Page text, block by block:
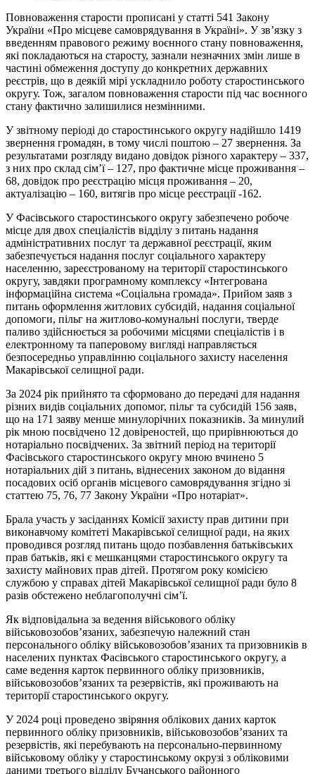
Повноваження старости прописані у статті 541 Закону
України «Про місцеве самоврядування в Україні». У зв’язку з
введенням правового режиму воєнного стану повноваження,
які покладаються на старосту, зазнали незначних змін лише в
частині обмеження доступу до конкретних державних
реєстрів, що в деякій мірі ускладнило роботу старостинського
округу. Тож, загалом повноваження старости під час воєнного
стану фактично залишилися незмінними.
У звітному періоді до старостинського округу надійшло 1419
звернення громадян, в тому числі поштою – 27 звернення. За
результатами розгляду видано довідок різного характеру – 337,
з них про склад сім’ї – 127, про фактичне місце проживання –
68, довідок про реєстрацію місця проживання – 20,
актуалізацію – 160, витягів про місце реєстрації -162.
У Фасівського старостинського округу забезпечено робоче
місце для двох спеціалістів відділу з питань надання
адміністративних послуг та державної реєстрації, яким
забезпечується надання послуг соціального характеру
населенню, зареєстрованому на території старостинського
округу, завдяки програмному комплексу «Інтегрована
інформаційна система «Соціальна громада». Прийом заяв з
питань оформлення житлових субсидій, надання соціальної
допомоги, пільг на житлово-комунальні послуги, тверде
паливо здійснюється за робочими місцями спеціалістів і в
електронному та паперовому вигляді направляється
безпосередньо управлінню соціального захисту населення
Макарівської селищної ради.
За 2024 рік прийнято та сформовано до передачі для надання
різних видів соціальних допомог, пільг та субсидій 156 заяв,
що на 171 заяву менше минулорічних показників. За минулий
рік мною посвідчено 12 довіреностей, що прирівнюються до
нотаріально посвідчених. За звітний період на території
Фасівського старостинського округу мною вчинено 5
нотаріальних дій з питань, віднесених законом до відання
посадових осіб органів місцевого самоврядування згідно зі
статтею 75, 76, 77 Закону України «Про нотаріат».
Брала участь у засіданнях Комісії захисту прав дитини при
виконавчому комітеті Макарівської селищної ради, на яких
проводився розгляд питань щодо позбавлення батьківських
прав батьків, які є мешканцями старостинського округу та
захисту майнових прав дітей. Протягом року комісією
службою у справах дітей Макарівської селищної ради було 8
разів обстежено неблагополучні сім’ї.
Як відповідальна за ведення військового обліку
військовозобов’язаних, забезпечую належний стан
персонального обліку військовозобов’язаних та призовників в
населених пунктах Фасівського старостинського округу, а
саме ведення карток первинного обліку призовників,
військовозобов’язаних та резервістів, які проживають на
території старостинського округу.
У 2024 році проведено звіряння облікових даних карток
первинного обліку призовників, військовозобов’язаних та
резервістів, які перебувають на персонально-первинному
військовому обліку у старостинському окрузі з обліковими
даними третього відділу Бучанського районного